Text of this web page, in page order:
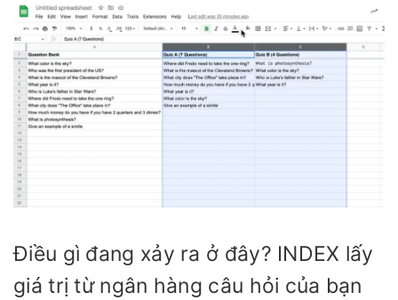
Điều gì đang xảy ra ở đây? INDEX lấy
giá trị từ ngân hàng câu hỏi của bạn